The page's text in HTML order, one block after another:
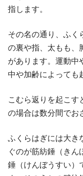
指します。
その名の通り、ふく
の裏や指、太もも、
があります。運動中
中や加齢によっても
こむら返りを起こす
の場合は数分間でお
ふくらはぎには大き
ぐのが筋紡錘（きん
錘（けんぼうすい）